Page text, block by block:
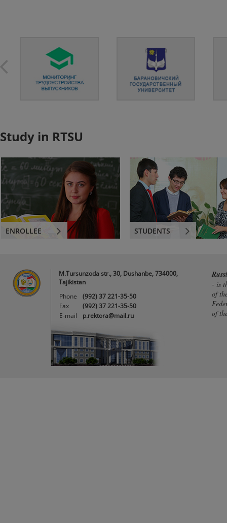
Study in RTSU
ENROLLEE STUDENTS
M.Tursunzoda str., 30, Dushanbe, 734000,
Tajikistan
Phone
(992) 37 221-35-50
Fax
(992) 37 221-35-50
E-mail
p.rektora@mail.ru
- is
of
of